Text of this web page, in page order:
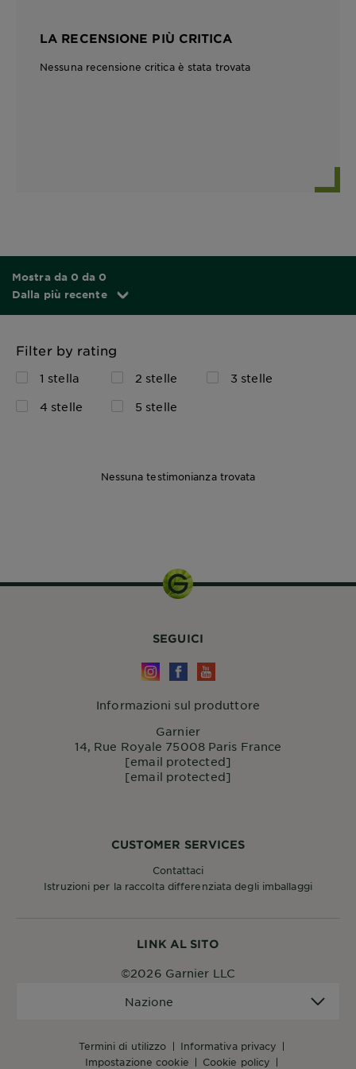
LA RECENSIONE PIÙ CRITICA
Nessuna recensione critica è stata trovata
Mostra da 0 da 0
Dalla più recente
Filter by rating
1 stella 2 stelle
3 stelle
4 stelle
5 stelle
Nessuna testimonianza trovata
LINK AL SITO
termini di utilizzo
informativa privacy
impostazione cookie
cookie policy
Nazione
©2026 Garnier LLC
CUSTOMER SERVICES
Contattaci
Istruzioni per la raccolta differenziata degli imballaggi
SEGUICI
Informazioni sul produttore
Garnier
14, Rue Royale 75008 Paris France
[email protected]
[email protected]